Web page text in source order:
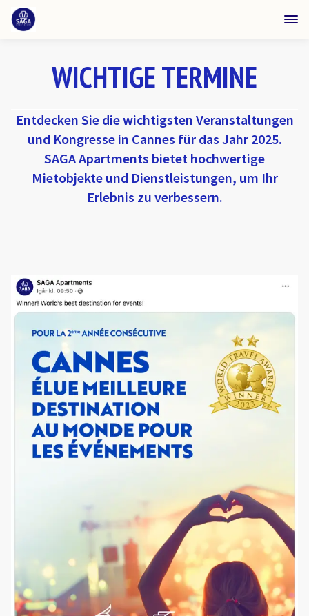
WICHTIGE TERMINE
Entdecken Sie die wichtigsten Veranstaltungen
und Kongresse in Cannes für das Jahr 2025.
SAGA Apartments bietet hochwertige
Mietobjekte und Dienstleistungen, um Ihr
Erlebnis zu verbessern.